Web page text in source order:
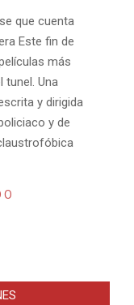
que cuenta
Este fin de
más
tunel. Una
y dirigida
y de